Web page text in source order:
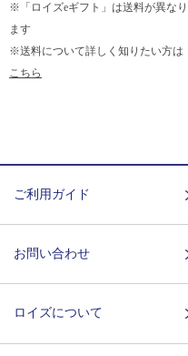
※「ロイズeギフト」は送料が異なり
ます
※送料について詳しく知りたい方は
こちら
ご利用ガイド
お問い合わせ
ロイズについて